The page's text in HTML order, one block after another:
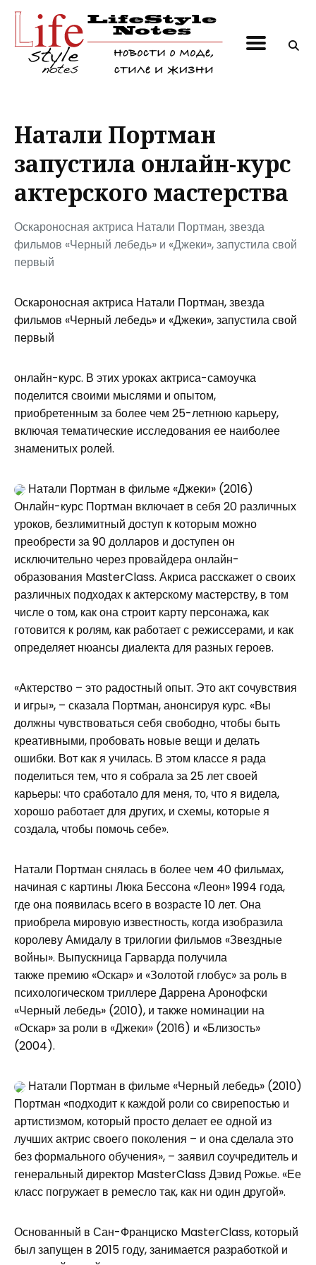
Поиск
Натали Портман
запустила онлайн-курс
актерского мастерства
Оскароносная актриса Натали Портман, звезда
фильмов «Черный лебедь» и «Джеки», запустила свой
первый
Оскароносная актриса Натали Портман, звезда
фильмов «Черный лебедь» и «Джеки», запустила свой
первый
онлайн-курс. В этих уроках актриса-самоучка
поделится своими мыслями и опытом,
приобретенным за более чем 25-летнюю карьеру,
включая тематические исследования ее наиболее
знаменитых ролей.
Натали Портман в фильме «Джеки» (2016)
Онлайн-курс Портман включает в себя 20 различных
уроков, безлимитный доступ к которым можно
преобрести за 90 долларов и доступен он
исключительно через провайдера онлайн-
образования MasterClass. Акриса расскажет о своих
различных подходах к актерскому мастерству, в том
числе о том, как она строит карту персонажа, как
готовится к ролям, как работает с режиссерами, и как
определяет нюансы диалекта для разных героев.
«Актерство – это радостный опыт. Это акт сочувствия
и игры», – сказала Портман, анонсируя курс. «Вы
должны чувствоваться себя свободно, чтобы быть
креативными, пробовать новые вещи и делать
ошибки. Вот как я училась. В этом классе я рада
поделиться тем, что я собрала за 25 лет своей
карьеры: что сработало для меня, то, что я видела,
хорошо работает для других, и схемы, которые я
создала, чтобы помочь себе».
Натали Портман снялась в более чем 40 фильмах,
начиная с картины Люка Бессона «Леон» 1994 года,
где она появилась всего в возрасте 10 лет. Она
приобрела мировую известность, когда изобразила
королеву Амидалу в трилогии фильмов «Звездные
войны». Выпускница Гарварда получила
также премию «Оскар» и «Золотой глобус» за роль в
психологическом триллере Даррена Аронофски
«Черный лебедь» (2010), и также номинации на
«Оскар» за роли в «Джеки» (2016) и «Близость»
(2004).
Натали Портман в фильме «Черный лебедь» (2010)
Портман «подходит к каждой роли со свирепостью и
артистизмом, который просто делает ее одной из
лучших актрис своего поколения – и она сделала это
без формального обучения», – заявил соучредитель и
генеральный директор MasterClass Дэвид Рожье. «Ее
класс погружает в ремесло так, как ни один другой».
Основанный в Сан-Франциско MasterClass, который
был запущен в 2015 году, занимается разработкой и